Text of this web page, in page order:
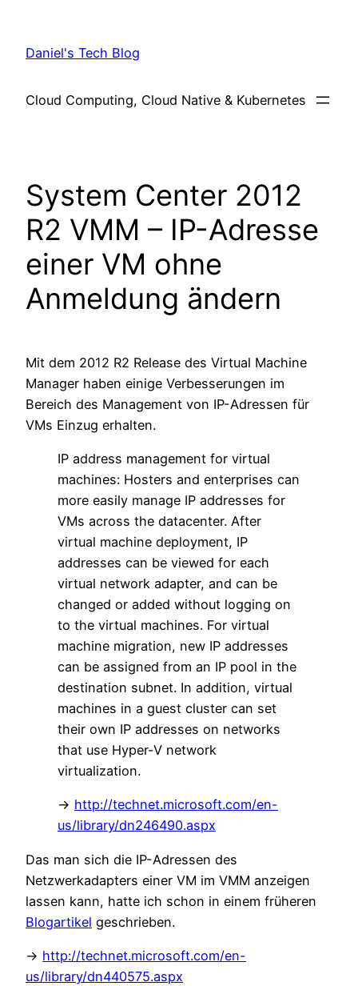
content
Daniel's Tech Blog
Cloud Computing, Cloud Native & Kubernetes
System Center 2012
R2 VMM – IP-Adresse
einer VM ohne
Anmeldung ändern
Mit dem 2012 R2 Release des Virtual Machine
Manager haben einige Verbesserungen im
Bereich des Management von IP-Adressen für
VMs Einzug erhalten.
IP address management for virtual
machines: Hosters and enterprises can
more easily manage IP addresses for
VMs across the datacenter. After
virtual machine deployment, IP
addresses can be viewed for each
virtual network adapter, and can be
changed or added without logging on
to the virtual machines. For virtual
machine migration, new IP addresses
can be assigned from an IP pool in the
destination subnet. In addition, virtual
machines in a guest cluster can set
their own IP addresses on networks
that use Hyper-V network
virtualization.
-> http://technet.microsoft.com/en-
us/library/dn246490.aspx
Das man sich die IP-Adressen des
Netzwerkadapters einer VM im VMM anzeigen
lassen kann, hatte ich schon in einem früheren
Blogartikel geschrieben.
-> http://technet.microsoft.com/en-
us/library/dn440575.aspx